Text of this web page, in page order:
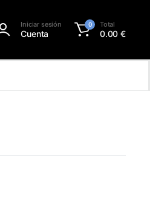
Iniciar sesión
Cuenta
0 Total
0.00€